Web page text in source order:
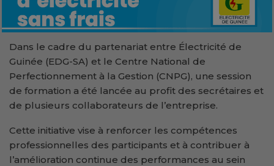
Dans le cadre du partenariat entre Électricité de
Guinée (EDG-SA) et le Centre National de
Perfectionnement à la Gestion (CNPG), une session
de formation a été lancée au profit des secrétaires et
de plusieurs collaborateurs de l’entreprise.
Cette initiative vise à renforcer les compétences
professionnelles des participants et à contribuer à
l’amélioration continue des performances au sein